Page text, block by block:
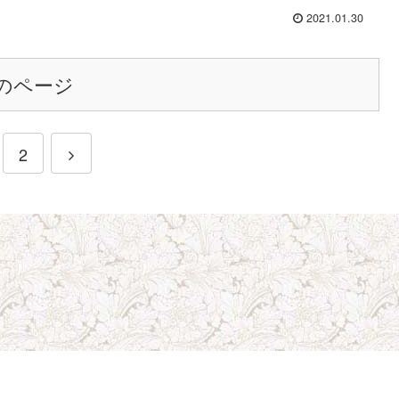
2021.01.30
ページ
2